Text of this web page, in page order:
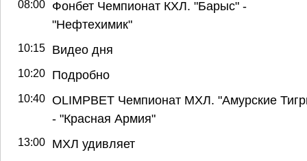
08:00
Фонбет Чемпионат КХЛ. "Барыс" -
"Нефтехимик"
10:15 Видео дня
10:20 Подробно
10:40 OLIMPBET Чемпионат МХЛ. "Амурские
- "Красная Армия"
13:00 МХЛ удивляет